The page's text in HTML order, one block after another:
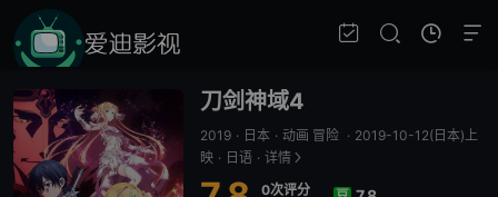
刀剑神域4
2019 · 日本 · 动画 冒险 · 2019-10-12(日本)上
映 · 日语 · 详情
0次评分